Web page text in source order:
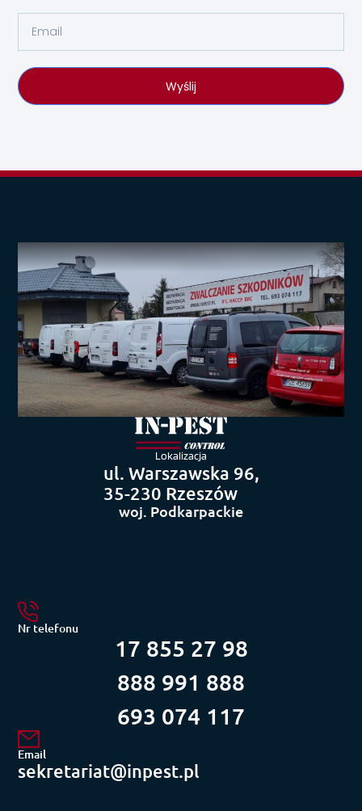
Wyślij
Lokalizacja
ul. Warszawska 96,
35-230 Rzeszów
woj. Podkarpackie
Nr telefonu
17 855 27 98
888 991 888
693 074 117
Email
sekretariat@inpest.pl